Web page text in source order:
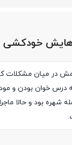
خودکشی
در میان مشکلات
نوجوانی 16 ساله که به درس خوان
شهره بود و حالا